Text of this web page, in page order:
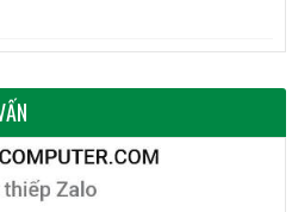
Hp EliteBook